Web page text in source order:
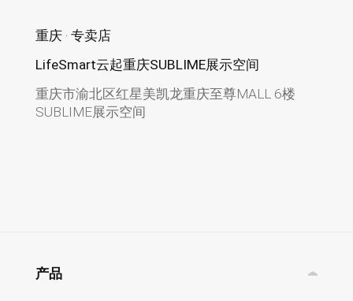
重庆 · 专卖店
LifeSmart云起重庆SUBLIME展示空间
重庆市渝北区红星美凯龙重庆至尊MALL 6楼
SUBLIME展示空间